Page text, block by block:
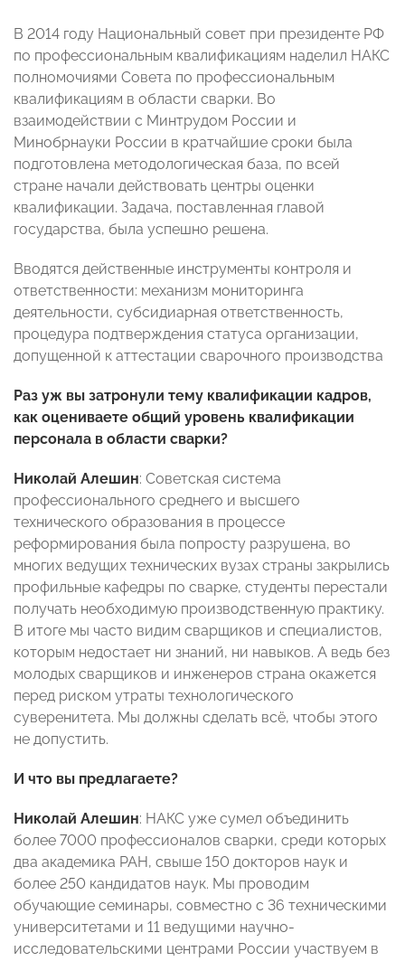
В 2014 году Национальный совет при президенте РФ
по профессиональным квалификациям наделил НАКС
полномочиями Совета по профессиональным
квалификациям в области сварки. Во
взаимодействии с Минтрудом России и
Минобрнауки России в кратчайшие сроки была
подготовлена методологическая база, по всей
стране начали действовать центры оценки
квалификации. Задача, поставленная главой
государства, была успешно решена.
Вводятся действенные инструменты контроля и
ответственности: механизм мониторинга
деятельности, субсидиарная ответственность,
процедура подтверждения статуса организации,
допущенной к аттестации сварочного производства
Раз уж вы затронули тему квалификации кадров,
как оцениваете общий уровень квалификации
персонала в области сварки?
Николай Алешин: Советская система
профессионального среднего и высшего
технического образования в процессе
реформирования была попросту разрушена, во
многих ведущих технических вузах страны закрылись
профильные кафедры по сварке, студенты перестали
получать необходимую производственную практику.
В итоге мы часто видим сварщиков и специалистов,
которым недостает ни знаний, ни навыков. А ведь без
молодых сварщиков и инженеров страна окажется
перед риском утраты технологического
суверенитета. Мы должны сделать всё, чтобы этого
не допустить.
И что вы предлагаете?
Николай Алешин: НАКС уже сумел объединить
более 7000 профессионалов сварки, среди которых
два академика РАН, свыше 150 докторов наук и
более 250 кандидатов наук. Мы проводим
обучающие семинары, совместно с 36 техническими
университетами и 11 ведущими научно-
исследовательскими центрами России участвуем в